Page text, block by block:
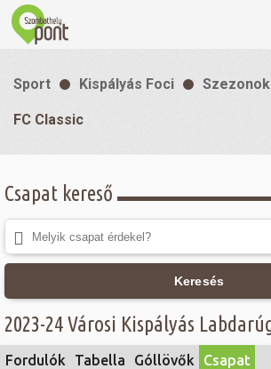
Programok
Gasztronómia
Sport
Sport Kispályás Foci Szezonok
FC Classic
Csapat kereső
Keresés
Fordulók Tabella Góllövők Csapat